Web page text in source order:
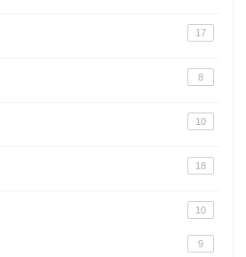
17
8
10
18
10
9